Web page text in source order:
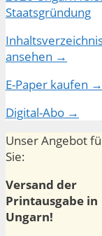
ansehen →
E-Paper kaufen →
Digital-Abo →
Unser Angebot
Sie:
Versand der
Printausgabe in
Ungarn!